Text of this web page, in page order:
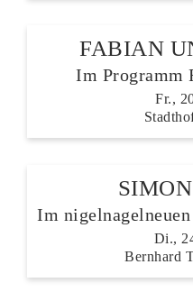
FABIAN
Im Programm
Fr.,
Im
Di.,
Bernhard